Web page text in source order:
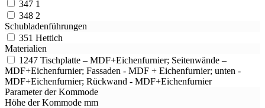
347 1
348 2
Schubladenführungen
351 Hettich
Materialien
1247 Tischplatte – MDF+Eichenfurnier; Seitenwände –
MDF+Eichenfurnier; Fassaden - MDF + Eichenfurnier; unten -
MDF+Eichenfurnier; Rückwand - MDF+Eichenfurnier
Parameter der Kommode
Höhe der Kommode mm